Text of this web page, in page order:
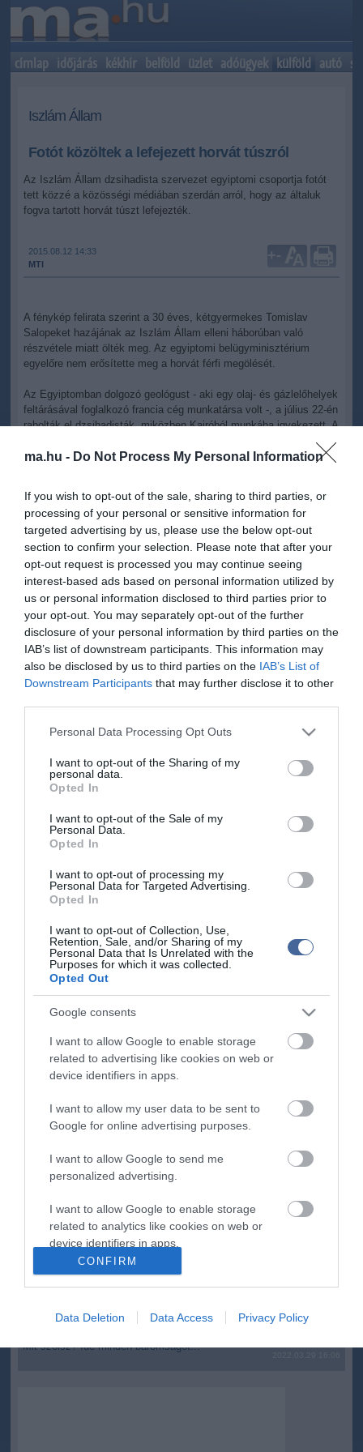
ma.hu - Do Not Process My Personal Information
If you wish to opt-out of the sale, sharing to third parties, or
processing of your personal or sensitive information for
targeted advertising by us, please use the below opt-out
section to confirm your selection. Please note that after your
opt-out request is processed you may continue seeing
interest-based ads based on personal information utilized by
us or personal information disclosed to third parties prior to
your opt-out. You may separately opt-out of the further
disclosure of your personal information by third parties on the
IAB’s list of downstream participants. This information may
also be disclosed by us to third parties on the IAB’s List of
Downstream Participants that may further disclose it to other
Please note that this website/app uses one or more Google
not limited to your visit or usage behaviour. You may click to
grant or deny consent to Google and its third-party tags to
use your data for below specified purposes in below Google
consent section.
Personal Data Processing Opt Outs
I want to opt-out of the Sharing of my
personal data.
Opted In
I want to opt-out of the Sale of my
Personal Data.
Opted In
I want to opt-out of processing my
Personal Data for Targeted Advertising.
Opted In
I want to opt-out of Collection, Use,
Retention, Sale, and/or Sharing of my
Personal Data that Is Unrelated with the
Purposes for which it was collected.
Opted Out
Google consents
I want to allow Google to enable storage
related to advertising like cookies on web or
device identifiers in apps.
I want to allow my user data to be sent to
Google for online advertising purposes.
I want to allow Google to send me
personalized advertising.
I want to allow Google to enable storage
related to analytics like cookies on web or
device identifiers in apps.
I want to allow Google to enable storage
I want to allow Google to enable storage
CONFIRM
Data Deletion Data Access Privacy Policy
címlap időjárás kékhír belföld üzlet adóügyek külföld autó
Iszlám Állam
Fotót közöltek a lefejezett horvát túszról
Az Iszlám Állam dzsihadista szervezet egyiptomi csoportja fotót
tett közzé a közösségi médiában szerdán arról, hogy az általuk
fogva tartott horvát túszt lefejezték.
2015.08.12 14:33
MTI
+-
A fénykép felirata szerint a 30 éves, kétgyermekes Tomislav
Salopeket hazájának az Iszlám Állam elleni háborúban való
részvétele miatt ölték meg. Az egyiptomi belügyminisztérium
egyelőre nem erősítette meg a horvát férfi megölését.
Az Egyiptomban dolgozó geológust - aki egy olaj- és gázlelőhelyek
feltárásával foglalkozó francia cég munkatársa volt -, a július 22-én
rabolták el dzsihadisták, miközben Kairóból munkába igyekezett. A
IÁ fegyveresei egy hete a börtönökben raboskodó "muzulmán nők"
szabadon engedését követelték horvát túszuk elegendése fejében.
Kapcsolódó írások:
A horvát külügyminiszter Kairóba utazik az elrabolt horvát
állampolgár miatt
Figyelem! A cikkhez hozzáfűzött hozzászólások nem a
tükrözik. A szerkesztőség mindössze a hírek publikációjával foglalkozik, a
kommenteket nem tudja befolyásolni - azok az olvasók személyes véleményét
tartásával kommenteljenek!
ma.hu legfrissebb hírei:
Három érmet szereztek a magyarok a világ egyik
legnagyobb hosszútávú kajak-kenu versenyén, a Sellán
delegáltját a Médiatanácsba
Egész héten meleg, napos idő várható
Tanács Zoltán: kormány-előterjesztés készül a
Planetárium jövőjéről
Gyógyfürdő több vendége
Kormány: életveszélyes gyalog átkelni a Dunán a Sziget
Fesztiválra
top cikkek:
Tanár Úr gyere, mindjárt lesz Lillád!
AZ IGAZSÁG SOHA NEM KÉSŐ
Porvihar
2022.03.29 16:11
Mit szólsz? Ide minden baromságot...